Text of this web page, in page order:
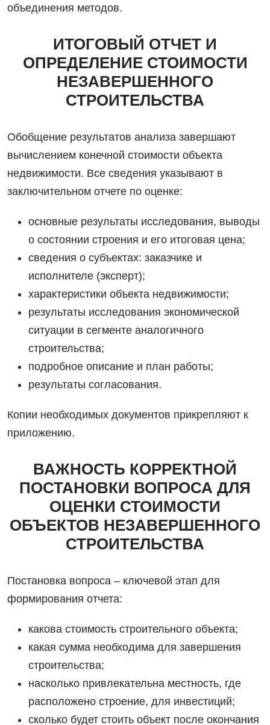
объединения методов.
ИТОГОВЫЙ ОТЧЕТ И
ОПРЕДЕЛЕНИЕ СТОИМОСТИ
НЕЗАВЕРШЕННОГО
СТРОИТЕЛЬСТВА
Обобщение результатов анализа завершают
вычислением конечной стоимости объекта
недвижимости. Все сведения указывают в
заключительном отчете по оценке:
основные результаты исследования, выводы
о состоянии строения и его итоговая цена;
сведения о субъектах: заказчике и
исполнителе (эксперт);
характеристики объекта недвижимости;
результаты исследования экономической
ситуации в сегменте аналогичного
строительства;
подробное описание и план работы;
результаты согласования.
Копии необходимых документов прикрепляют к
приложению.
ВАЖНОСТЬ КОРРЕКТНОЙ
ПОСТАНОВКИ ВОПРОСА ДЛЯ
ОЦЕНКИ СТОИМОСТИ
ОБЪЕКТОВ НЕЗАВЕРШЕННОГО
СТРОИТЕЛЬСТВА
Постановка вопроса – ключевой этап для
формирования отчета:
какова стоимость строительного объекта;
какая сумма необходима для завершения
строительства;
насколько привлекательна местность, где
расположено строение, для инвестиций;
сколько будет стоить объект после окончания